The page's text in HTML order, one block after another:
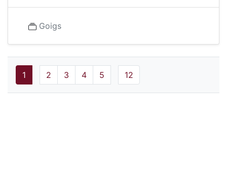
Goigs
1 2 3 4 5 12